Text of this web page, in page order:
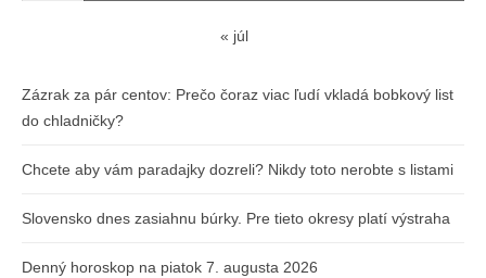
« júl
Zázrak za pár centov: Prečo čoraz viac ľudí vkladá bobkový list
do chladničky?
Chcete aby vám paradajky dozreli? Nikdy toto nerobte s listami
Slovensko dnes zasiahnu búrky. Pre tieto okresy platí výstraha
Denný horoskop na piatok 7. augusta 2026